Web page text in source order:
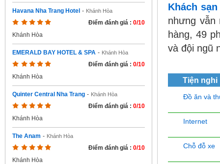
Havana Nha Trang Hotel - Khánh Hòa
Điểm đánh giá : 0/10
Khánh Hòa
EMERALD BAY HOTEL & SPA - Khánh Hòa
Điểm đánh giá : 0/10
Khánh Hòa
Quinter Central Nha Trang - Khánh Hòa
Điểm đánh giá : 0/10
Khánh Hòa
The Anam - Khánh Hòa
Điểm đánh giá : 0/10
Khánh Hòa
Khách
nhưng vẫn
hàng, 49
và đội ngũ
Tiện nghi
Đồ ăn và
Internet
Chỗ đỗ xe